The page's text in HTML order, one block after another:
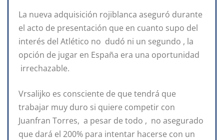
La nueva adquisición rojiblanca aseguró durante
el acto de presentación que en cuanto supo del
interés del Atlético no dudó ni un segundo , la
opción de jugar en España era una oportunidad
irrechazable.
Vrsalijko es consciente de que tendrá que
trabajar muy duro si quiere competir con
Juanfran Torres, a pesar de todo , no asegurado
que dará el 200% para intentar hacerse con un